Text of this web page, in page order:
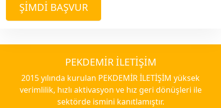
ŞIMDI BAŞVUR
PEKDEMİR İLETİŞİM
2015 yılında kurulan PEKDEMİR İLETİŞİM yüksek
verimlilik, hızlı aktivasyon ve hız geri dönüşleri ile
sektörde ismini kanıtlamıştır.